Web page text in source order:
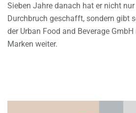
Sieben Jahre danach hat er nicht
Durchbruch geschafft, sondern gibt
der Urban Food and Beverage
Marken weiter.